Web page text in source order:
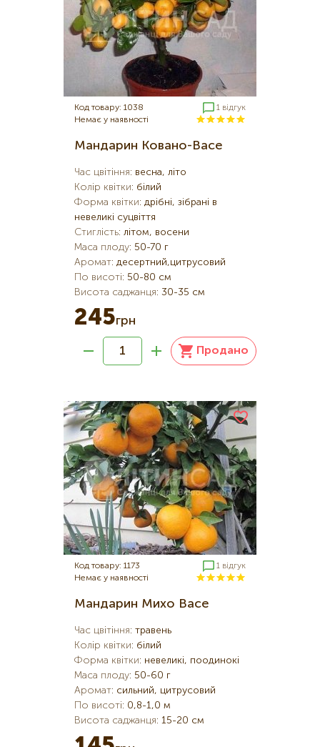
Код товару: 1038
1 відгук
Немає у наявності
Мандарин Ковано-Васе
Час цвітіння: весна, літо
Колір квітки: білий
Форма квітки: дрібні, зібрані в
невеликі суцвіття
Стиглість: літом, восени
Маса плоду: 50-70 г
Аромат: десертний,цитрусовий
По висоті: 50-80 см
Висота саджанця: 30-35 см
245грн
Продано
Код товару: 1173
1 відгук
Немає у наявності
Мандарин Михо Васе
Час цвітіння: травень
Колір квітки: білий
Форма квітки: невеликі, поодинокі
Маса плоду: 50-60 г
Аромат: сильний, цитрусовий
По висоті: 0,8-1,0 м
Висота саджанця: 15-20 см